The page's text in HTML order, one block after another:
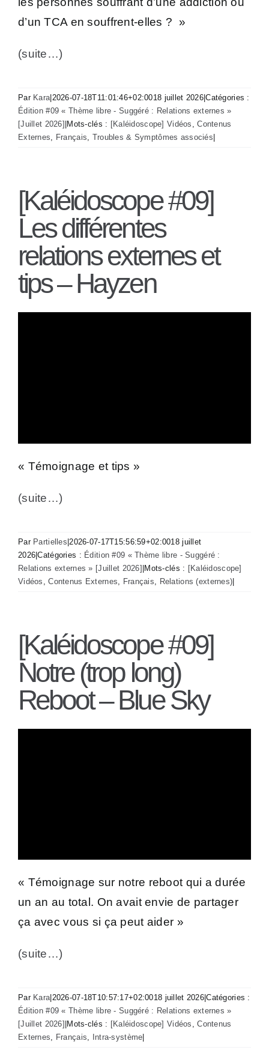
d’un TCA en souffrent-elles ? »
(suite…)
Par Kara| 2026-07-18T11:01:46+02:0018 juillet 2026 |Catégories :
Édition #09 « Thème libre - Suggéré : Relations externes »
[Juillet 2026] Mots-clés : [Kaléidoscope] Vidéos ,Contenus
Externes, Français, Troubles & Symptômes associés
[Kaléidoscope #09]
Les différentes
relations externes et
tips – Hayzen
« Témoignage et tips »
(suite…)
Par Partielles|2026-07-17T15:56:59+02:0018 juillet
2026|Catégories : Édition #09 « Thème libre - Suggéré :
Relations externes » [Juillet 2026]|Mots-clés : [Kaléidoscope]
Vidéos
,Contenus Externes Français Relations (externes)|
[Kaléidoscope #09]
Notre (trop long)
Reboot – Blue Sky
« Témoignage sur notre reboot qui a durée
un an au total. On avait envie de partager
ça avec vous si ça peut aider »
(suite…)
Par Kara 2026-07-18T10:57:17+02:0018 juillet 2026 |Catégories :
Édition #09 « Thème libre - Suggéré : Relations externes »
[Juillet 2026] Mots-clés : [Kaléidoscope] Vidéos ,Contenus
Externes
Français Intra-système